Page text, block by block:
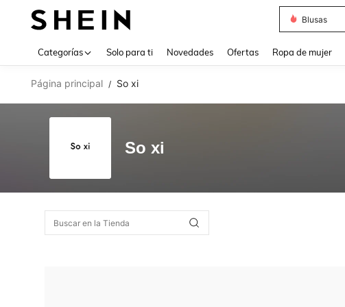
Blusas
Categorías Solo para ti Novedades Ofertas Ropa de mujer
Página principal / So xi
So xi